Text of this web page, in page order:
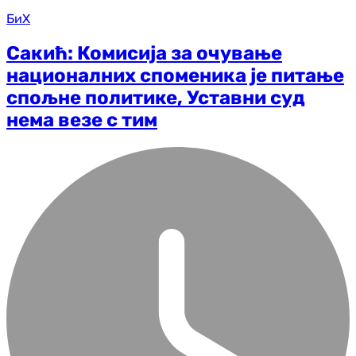
БиХ
Сакић: Комисија за очување
националних споменика је питање
спољне политике, Уставни суд
нема везе с тим